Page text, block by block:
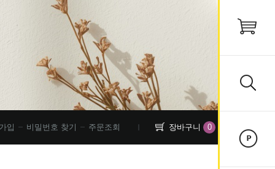
장바구니 0
주문조회
비밀번호 찾기
입